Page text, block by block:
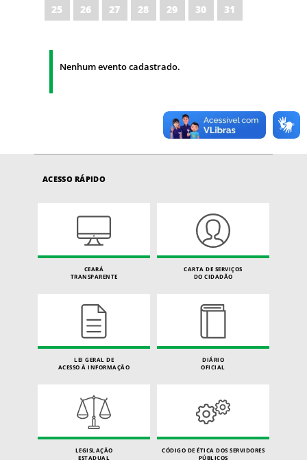
25
26 27 28 29 30 31
Nenhum evento cadastrado.
ACESSO RÁPIDO
CEARÁ
TRANSPARENTE
CARTA DE SERVIÇOS
DO CIDADÃO
LEI GERAL DE
ACESSO À INFORMAÇÃO
DIÁRIO
OFICIAL
LEGISLAÇÃO
ESTADUAL
CÓDIGO DE ÉTICA DOS SERVIDORES
PÚBLICOS